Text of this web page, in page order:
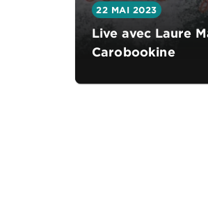
22 MAI 2023
Live avec Laure
Carobookine